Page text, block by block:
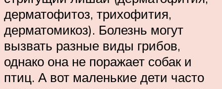
дерматофитоз, трихофития,
дерматомикоз). Болезнь могут
вызвать разные виды грибов,
однако она не поражает собак и
птиц. А вот маленькие дети часто